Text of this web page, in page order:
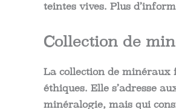
teintes vives. Plus
Collection de
La collection de minéraux
éthiques. Elle s’adresse
minéralogie, mais qui